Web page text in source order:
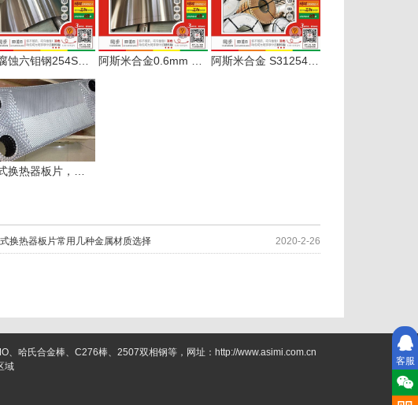
耐腐蚀六钼钢254SMO在板式换热器设备的应用 阿斯米合金0.6mm S31254卷板254Mo服务板式换热器行业 阿斯米合金 S31254超奥钢0.6mm服务板式换热器用户
换热器板片常用几种金属材质选择 2020-2-26
客服
哈氏合金棒、C276棒、2507双相钢等，网址：http://www.asimi.com.cn
域